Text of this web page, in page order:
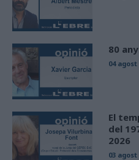
80
04 agost
El
del
2026
03 agost